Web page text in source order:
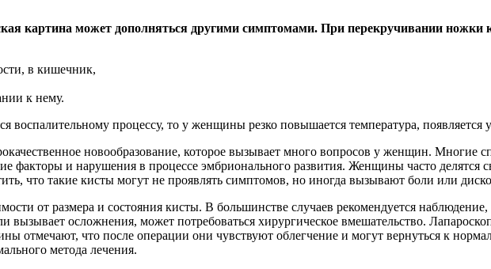
картина может дополняться другими симптомами. При перекручивании ножки
в кишечник,
к нему.
воспалительному процессу, то у женщины резко повышается температура, появляется
новообразование, которое вызывает много вопросов у женщин. Многие
факторы и нарушения в процессе эмбрионального развития. Женщины часто делятся
что такие кисты могут не проявлять симптомов, но иногда вызывают боли или
от размера и состояния кисты. В большинстве случаев рекомендуется
вызывает осложнения, может потребоваться хирургическое вмешательство.
отмечают, что после операции они чувствуют облегчение и могут вернуться к
метода лечения.